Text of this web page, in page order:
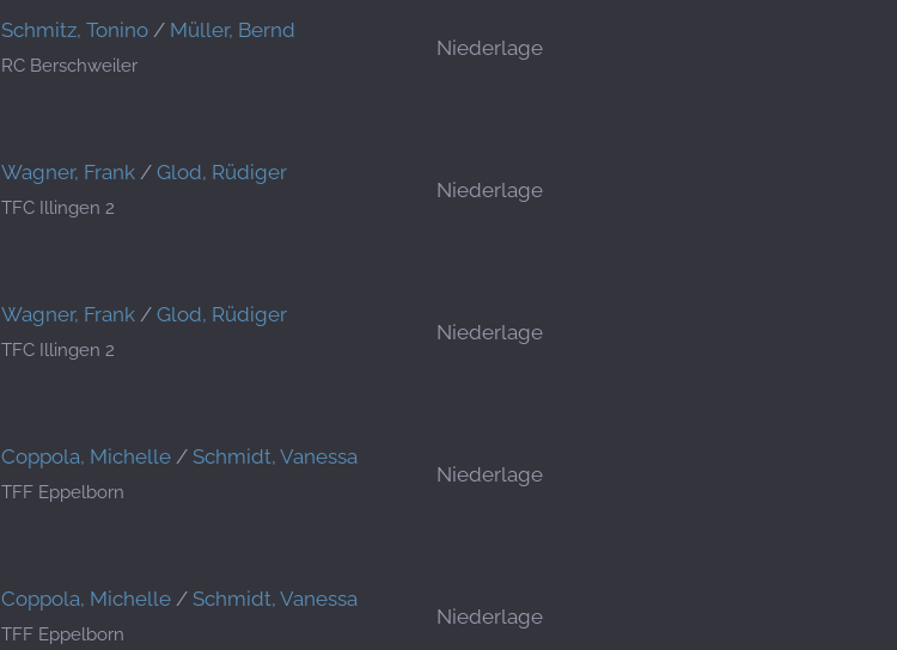
Schmitz, Tonino / Müller, Bernd
RC Berschweiler
Niederlage
Wagner, Frank / Glod, Rüdiger
TFC Illingen 2
Niederlage
Wagner, Frank / Glod, Rüdiger
TFC Illingen 2
Niederlage
Coppola, Michelle / Schmidt, Vanessa
TFF Eppelborn
Niederlage
Coppola, Michelle / Schmidt, Vanessa
TFF Eppelborn
Niederlage